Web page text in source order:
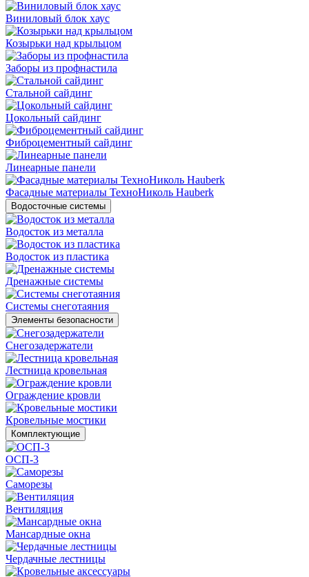
Виниловый блок хаус
Козырьки над крыльцом
Заборы из профнастила
Стальной сайдинг
Цокольный сайдинг
Фиброцементный сайдинг
Линеарные панели
Фасадные материалы ТехноНиколь Hauberk
Водосточные системы
Водосток из металла
Водосток из пластика
Дренажные системы
Системы снеготаяния
Элементы безопасности
Снегозадержатели
Лестница кровельная
Ограждение кровли
Кровельные мостики
Комплектующие
ОСП-3
Саморезы
Вентиляция
Мансардные окна
Чердачные лестницы